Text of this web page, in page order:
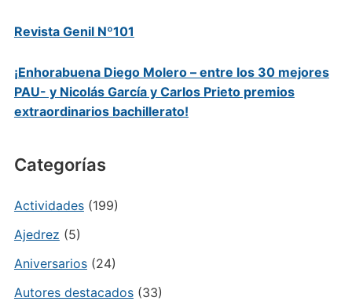
Revista Genil Nº101
¡Enhorabuena Diego Molero – entre los 30 mejores
PAU- y Nicolás García y Carlos Prieto premios
extraordinarios bachillerato!
Categorías
Actividades(199)
Ajedrez (5)
Aniversarios(24)
Autores destacados(33)